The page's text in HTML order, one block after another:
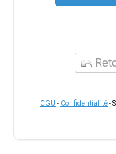
CGU - Confidentialité-